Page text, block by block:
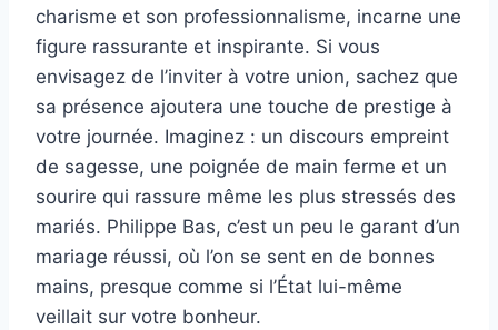
charisme et son professionnalisme, incarne une
figure rassurante et inspirante. Si vous
envisagez de l’inviter à votre union, sachez que
sa présence ajoutera une touche de prestige à
votre journée. Imaginez : un discours empreint
de sagesse, une poignée de main ferme et un
sourire qui rassure même les plus stressés des
mariés. Philippe Bas, c’est un peu le garant d’un
mariage réussi, où l’on se sent en de bonnes
mains, presque comme si l’État lui-même
veillait sur votre bonheur.